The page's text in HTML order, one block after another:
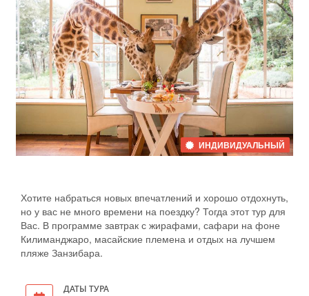
ИНДИВИДУАЛЬНЫЙ
Хотите набраться новых впечатлений и хорошо отдохнуть,
но у вас не много времени на поездку? Тогда этот тур для
Вас. В программе завтрак с жирафами, сафари на фоне
Килиманджаро, масайские племена и отдых на лучшем
пляже Занзибара.
ДАТЫ ТУРА